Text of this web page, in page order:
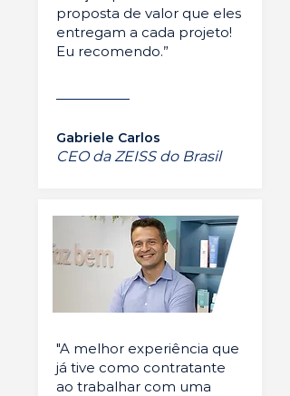
proposta de valor que eles
entregam a cada projeto!
Eu recomendo.”
Gabriele Carlos
CEO da ZEISS do Brasil
"A melhor experiência que
já tive como contratante
ao trabalhar com uma